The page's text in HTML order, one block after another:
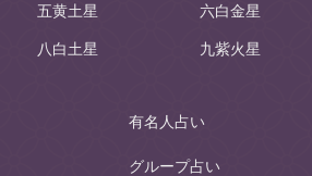
五黄土星 六白金星
八白土星 九紫火星
有名人占い
グループ占い